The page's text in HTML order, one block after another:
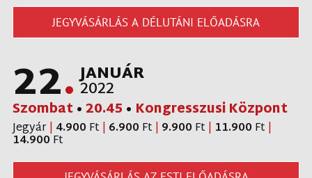
JEGYVÁSÁRLÁS A DÉLUTÁNI ELŐADÁSRA
22. JANUÁR
2022
Szombat•20.45• Kongresszusi Központ
Jegyár | 4.900 Ft | 6.900 Ft | 9.900 Ft | 11.900 Ft |
14.900 Ft